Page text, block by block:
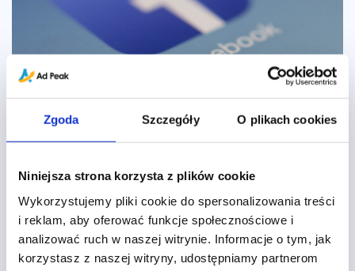
Zgoda Szczegóły O plikach cookies
Niniejsza strona korzysta z plików cookie
Wykorzystujemy pliki cookie do spersonalizowania treści
i reklam, aby oferować funkcje społecznościowe i
analizować ruch w naszej witrynie. Informacje o tym, jak
korzystasz z naszej witryny, udostępniamy partnerom
e-Commerce na Facebooku – jak
odnieść sukces?
Sprawdź, jakie działania mogą podjąć firmy e-